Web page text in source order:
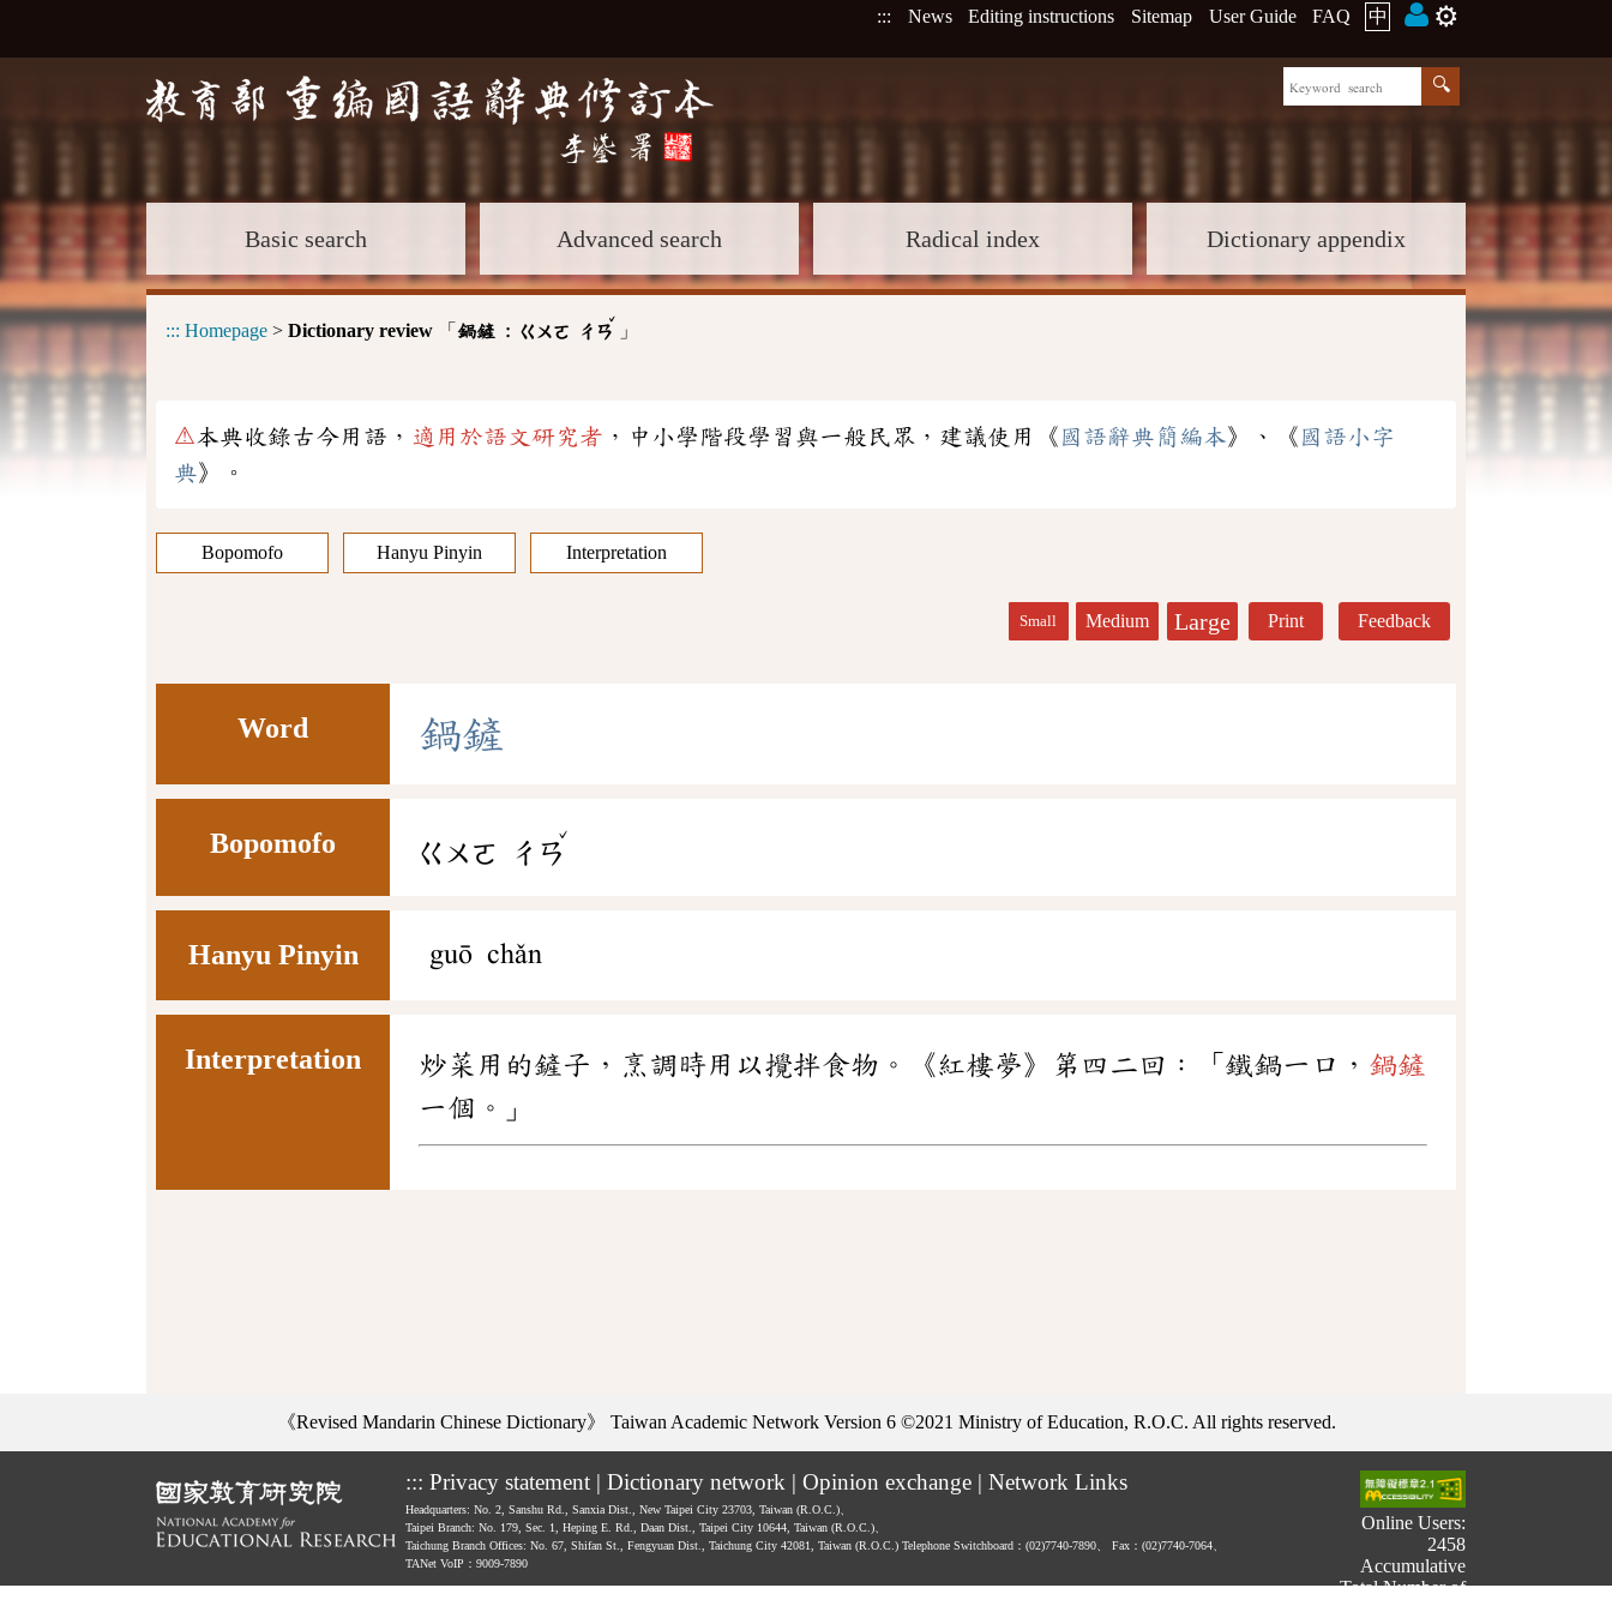
::: News Editing instructions Sitemap User Guide FAQ 中 ⚙️
Basic search Advanced search Radical index Dictionary appendix
::: Homepage > Dictionary review 「 鍋鏟 : ㄍㄨㄛ ㄔㄢ
ˇ
」
⚠本典收錄古今用語， 適用於語文研究者 ，中小學階段學習與一般民眾，建議使用《 國語辭典簡編本》、《 國語小字
典》。
Bopomofo Hanyu Pinyin Interpretation
Small Medium Large Print Feedback
Word 鍋鏟
Bopomofo ㄍㄨㄛ ㄔㄢ
ˇ
Hanyu Pinyin guō chǎn
Interpretation 炒菜用的鏟子，烹調時用以攪拌食物。《紅樓夢》第四二回：「鐵鍋一口， 鍋鏟
一個。」
《Revised Mandarin Chinese Dictionary》 Taiwan Academic Network Version 6 ©2021 Ministry of Education, R.O.C. All rights reserved.
::: Privacy statement | Dictionary network | Opinion exchange | Network Links
Headquarters: No. 2, Sanshu Rd., Sanxia Dist., New Taipei City 23703, Taiwan (R.O.C.)、
Taipei Branch: No. 179, Sec. 1, Heping E. Rd., Daan Dist., Taipei City 10644, Taiwan (R.O.C.)、
Taichung Branch Offices: No. 67, Shifan St., Fengyuan Dist., Taichung City 42081, Taiwan (R.O.C.) Telephone Switchboard：(02)7740-7890、
Fax：(02)7740-7064、
TANet VoIP：9009-7890
Online Users:
2458
Accumulative
Total Number of